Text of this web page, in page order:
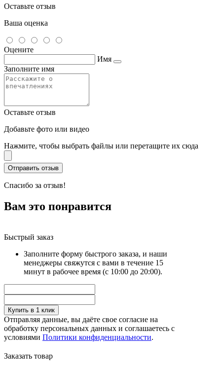
Оставьте отзыв
Ваша оценка
Оцените
Имя
Заполните имя
Оставьте отзыв
Добавьте фото или видео
Нажмите, чтобы выбрать файлы или перетащите их сюда
Спасибо за отзыв!
Вам это понравится
Быстрый заказ
Заполните форму быстрого заказа, и наши
менеджеры свяжутся с вами в течение 15
минут в рабочее время (с 10:00 до 20:00).
Купить в 1 клик
Отправляя данные, вы даёте свое согласие на
обработку персональных данных и соглашаетесь с
условиями Политики конфиденциальности.
Заказать товар